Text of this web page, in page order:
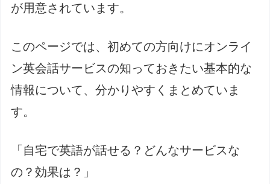
が用意されています。
このページでは、初めての方向けにオンライ
ン英会話サービスの知っておきたい基本的な
情報について、分かりやすくまとめていま
す。
「自宅で英語が話せる？どんなサービスな
の？効果は？」